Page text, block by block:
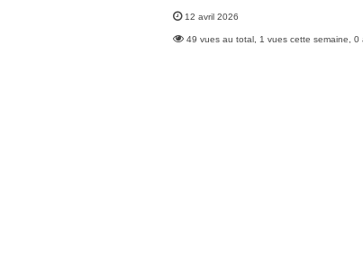
12 avril 2026
49 vues au total, 1 vues cette semaine, 0